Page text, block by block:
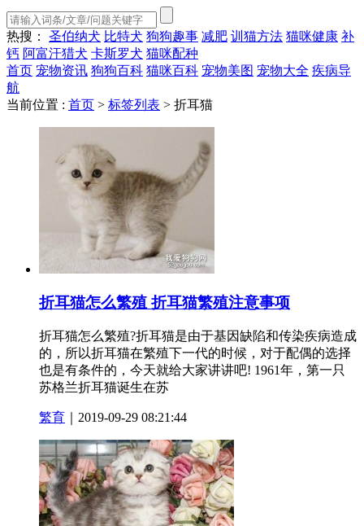
热搜： 圣伯纳犬 比特犬 狗狗趣事 减肥 训猫方法 猫咪健康 补
钙 阿富汗猎犬 卡斯罗犬 猫咪配种
首页 宠物资讯 狗狗百科 猫咪百科 宠物美图 宠物大全 疾病导
航
当前位置 : 首页 > 标签列表 > 折耳猫
折耳猫怎么繁殖 折耳猫繁殖注意事项
折耳猫怎么繁殖?折耳猫是由于基因缺陷和传染疾病造成
的，所以折耳猫在繁殖下一代的时候，对于配偶的选择
也是有条件的，今天就给大家讲讲吧! 1961年，第一只
苏格兰折耳猫诞生在苏
繁育 ｜2019-09-29 08:21:44